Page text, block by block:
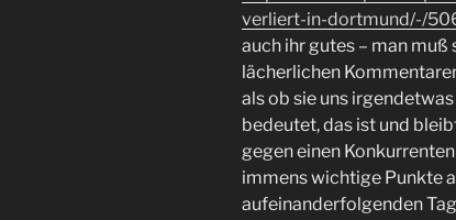
verliert-in-dortmund/-/
auch ihr gutes – man
lächerlichen
als ob sie uns
bedeutet, das ist und
gegen einen
immens wichtige Punkte
aufeinanderfolgenden